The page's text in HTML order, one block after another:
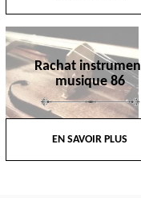
Rachat
musique 86
EN SAVOIR PLUS